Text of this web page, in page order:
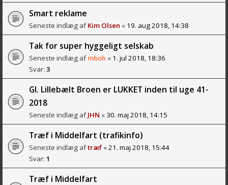
Smart reklame
Seneste indlæg afKim Olsen « 19. aug 2018, 14:38
Tak for super hyggeligt selskab
Seneste indlæg afmboh « 1. jul 2018, 18:36
Svar: 3
Gl. Lillebælt Broen er LUKKET inden til uge 41-
2018
Seneste indlæg afJHN « 30. maj 2018, 14:15
Træf i Middelfart (trafikinfo)
Seneste indlæg aftræf «21. maj 2018, 15:44
Svar: 1
Træf i Middelfart